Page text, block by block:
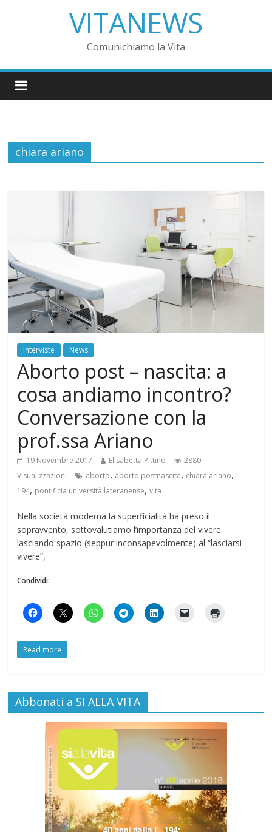
VITANEWS
Comunichiamo la Vita
chiara ariano
Interviste News
Aborto post – nascita: a
cosa andiamo incontro?
Conversazione con la
prof.ssa Ariano
19 Novembre 2017 Elisabetta Pittino
2880
Visualizzazioni
aborto, aborto postnascita, chiara ariano, l
194, pontificia università lateranense,vita
Nella società moderna la superficialità ha preso il
sopravvento, sottovalutiamo l’importanza del vivere
lasciando spazio (seppur inconsapevolmente) al “lasciarsi
vivere”,
Condividi:
Read more
Abbonati a SI ALLA VITA